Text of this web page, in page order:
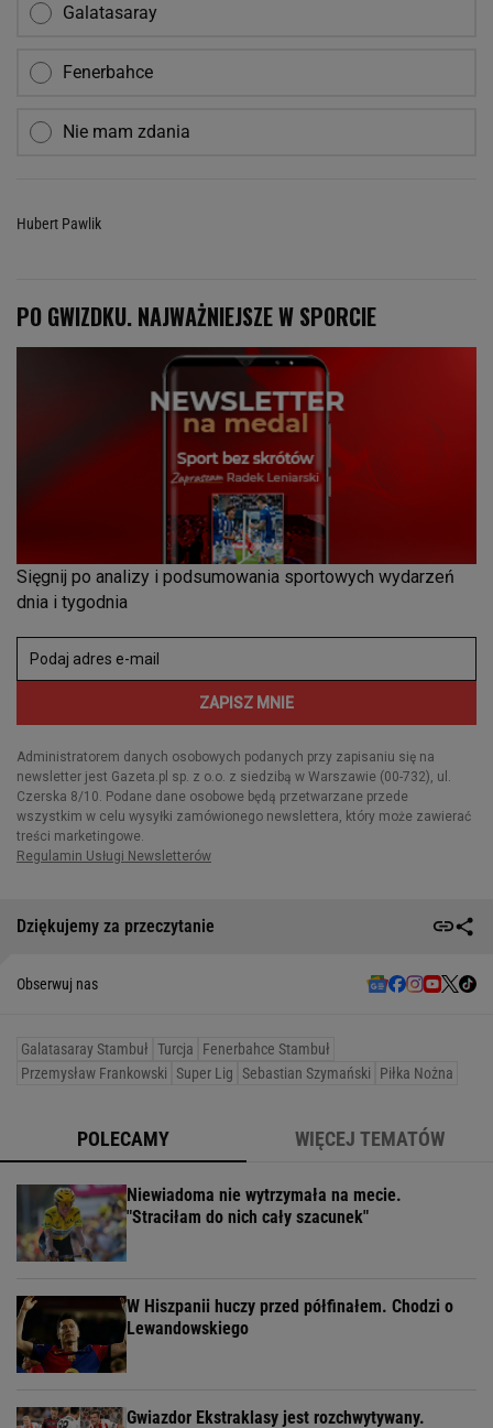
Galatasaray
Fenerbahce
Nie mam zdania
Hubert Pawlik
Dziękujemy za przeczytanie
Obserwuj nas
Galatasaray Stambuł Turcja
Fenerbahce Stambuł
Przemysław Frankowski Super Lig Sebastian Szymański Piłka Nożna
POLECAMY WIĘCEJ TEMATÓW
Niewiadoma nie wytrzymała na mecie.
"Straciłam do nich cały szacunek"
W Hiszpanii huczy przed półfinałem. Chodzi o
Lewandowskiego
Gwiazdor Ekstraklasy jest rozchwytywany.